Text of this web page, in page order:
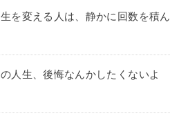
を変える人は、静かに回数を積ん
人生、後悔なんかしたくないよ